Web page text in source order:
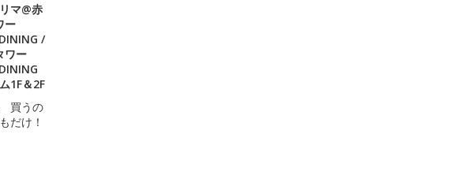
マ@赤
ー
/
ワー
1F＆2F
買うの
だけ！